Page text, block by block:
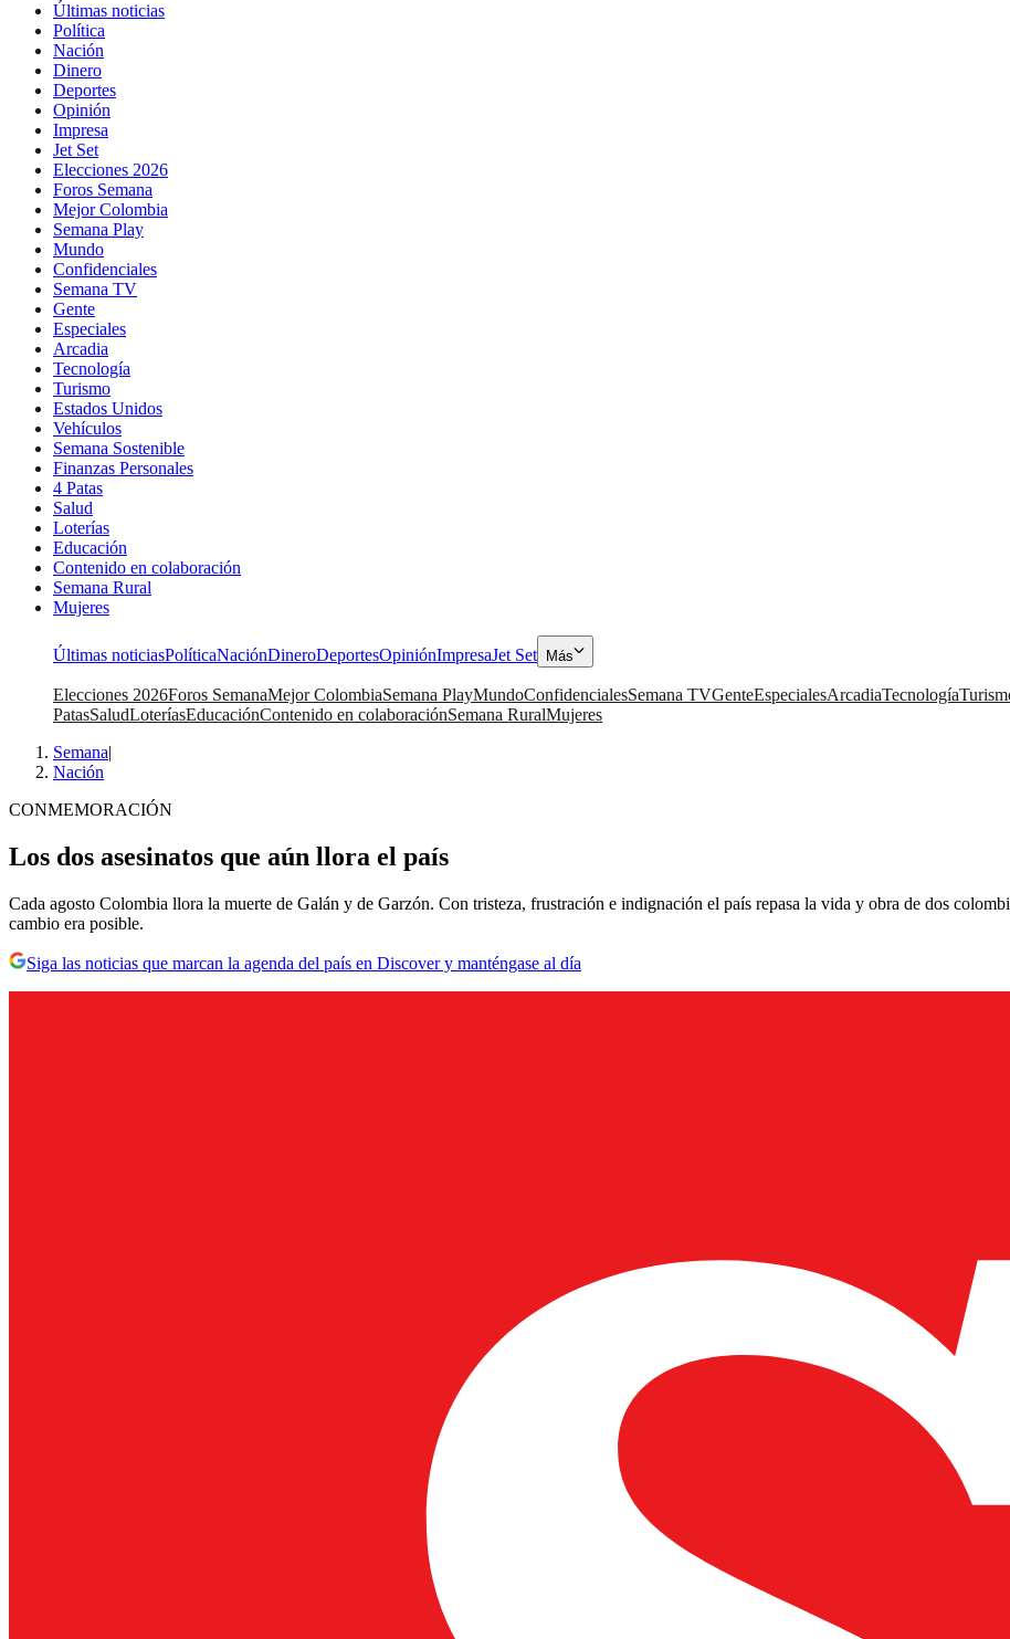
Últimas noticias
Política
Nación
Dinero
Deportes
Opinión
Impresa
Jet Set
Elecciones 2026
Foros Semana
Mejor Colombia
Semana Play
Mundo
Confidenciales
Semana TV
Gente
Especiales
Arcadia
Tecnología
Turismo
Estados Unidos
Vehículos
Semana Sostenible
Finanzas Personales
4 Patas
Salud
Loterías
Educación
Contenido en colaboración
Semana Rural
Mujeres
Últimas noticiasPolíticaNaciónDineroDeportesOpiniónImpresaJet Set Más
Elecciones 2026Foros SemanaMejor ColombiaSemana PlayMundoConfidencialesSemana TVGenteEspecialesArcadiaTecnología
PatasSaludLoteríasEducaciónContenido en colaboraciónSemana RuralMujeres
Semana|
Nación
CONMEMORACIÓN
Los dos asesinatos que aún llora el país
Cada agosto Colombia llora la muerte de Galán y de Garzón. Con tristeza, frustración e indignación el país repasa la vida y obra de dos
cambio era posible.
Siga las noticias que marcan la agenda del país en Discover y manténgase al día